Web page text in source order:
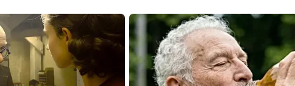
End of Article